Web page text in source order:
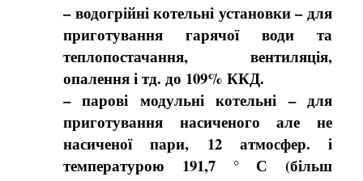
– водогрійні котельні установки – для
приготування гарячої води та
теплопостачання, вентиляція,
опалення і тд. до 109% ККД.
– парові модульні котельні – для
приготування насиченого але не
насиченої пари, 12 атмосфер. і
температурою 191,7 ° С (більш